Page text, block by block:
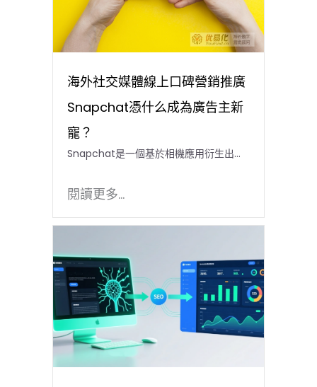
海外社交媒體線上口碑營銷推廣
Snapchat憑什么成為廣告主新
寵？
Snapchat是一個基於相機應用衍生出...
閱讀更多...